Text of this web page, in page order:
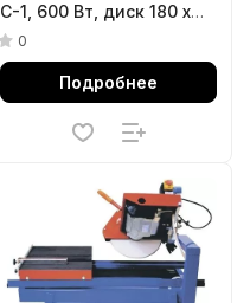
C-1, 600 Вт, диск 180 х
2.2 x 22.2 Denzel
0
Подробнее